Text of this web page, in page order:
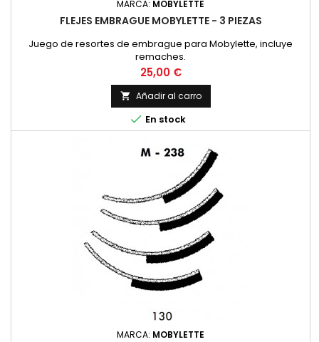
MARCA: MOBYLETTE
FLEJES EMBRAGUE MOBYLETTE - 3 PIEZAS
Juego de resortes de embrague para Mobylette, incluye
remaches.
Precio
25,00 €
 Añadir al carro
 En stock
MARCA: MOBYLETTE